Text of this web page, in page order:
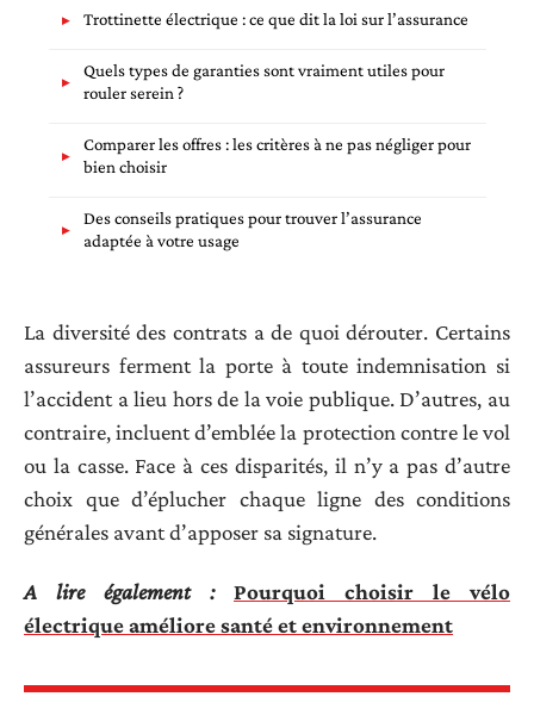
Trottinette électrique : ce que dit la loi sur l’assurance
Quels types de garanties sont vraiment utiles pour
rouler serein ?
Comparer les offres : les critères à ne pas négliger pour
bien choisir
Des conseils pratiques pour trouver l’assurance
adaptée à votre usage
La diversité des contrats a de quoi dérouter. Certains
assureurs ferment la porte à toute indemnisation si
l’accident a lieu hors de la voie publique. D’autres, au
contraire, incluent d’emblée la protection contre le vol
ou la casse. Face à ces disparités, il n’y a pas d’autre
choix que d’éplucher chaque ligne des conditions
générales avant d’apposer sa signature.
A lire également :
Pourquoi choisir le vélo
électrique améliore santé et environnement